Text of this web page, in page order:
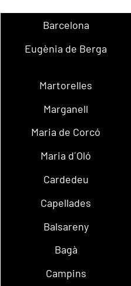
Barcelona
Eugènia de Berga
Martorelles
Marganell
Maria de Corcó
Maria d´Oló
Cardedeu
Capellades
Balsareny
Bagà
Campins